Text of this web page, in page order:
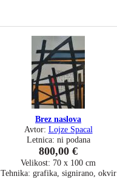
Brez naslova
Avtor: Lojze Spacal
Letnica: ni podana
800,00 €
Velikost: 70 x 100 cm
Tehnika: grafika, signirano, okvir